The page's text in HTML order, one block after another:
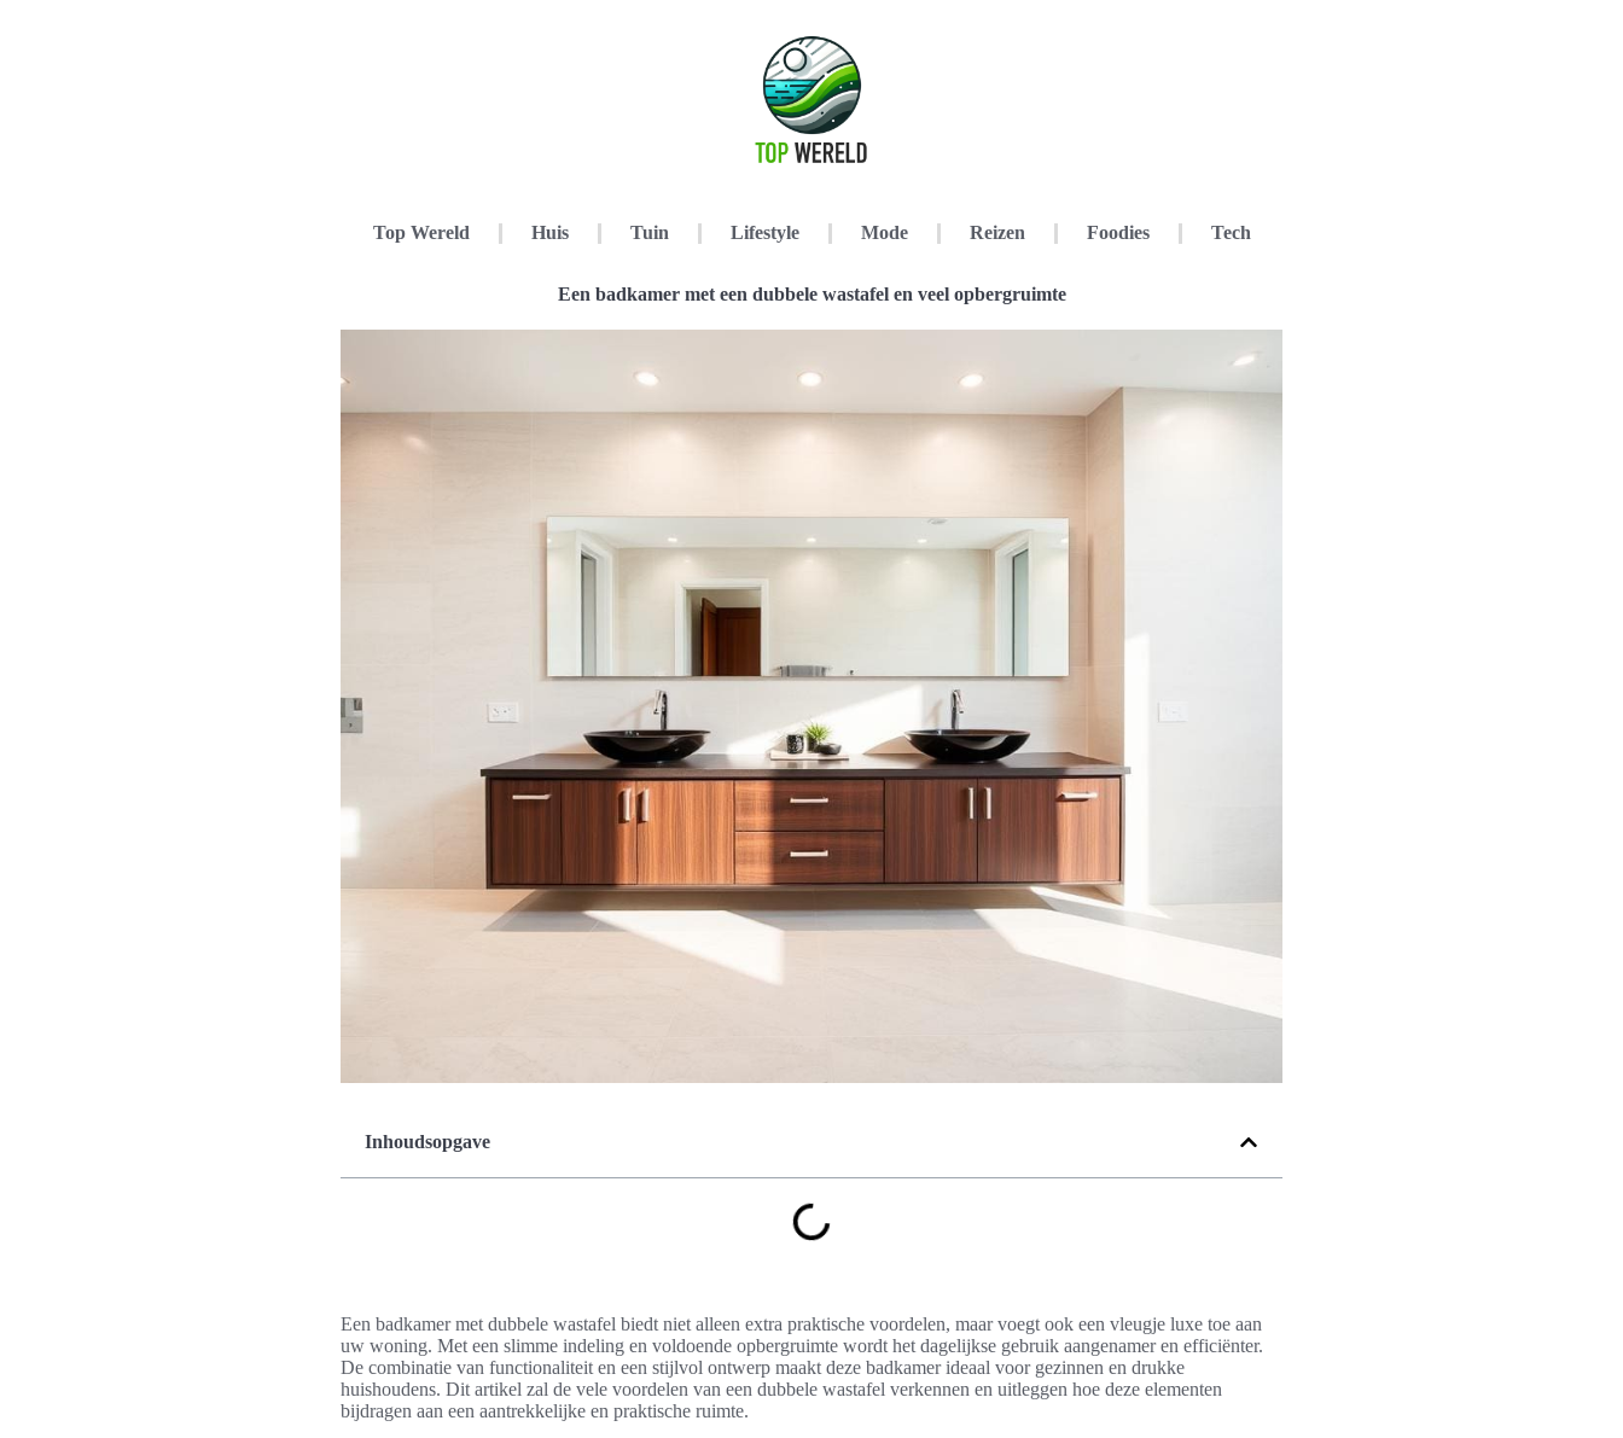
Top Wereld Huis Tuin Lifestyle Mode Reizen Foodies Tech
Een badkamer met een dubbele wastafel en veel opbergruimte
Inhoudsopgave
Een badkamer met dubbele wastafel biedt niet alleen extra praktische voordelen, maar voegt ook een vleugje luxe toe aan
uw woning. Met een slimme indeling en voldoende opbergruimte wordt het dagelijkse gebruik aangenamer en efficiënter.
De combinatie van functionaliteit en een stijlvol ontwerp maakt deze badkamer ideaal voor gezinnen en drukke
huishoudens. Dit artikel zal de vele voordelen van een dubbele wastafel verkennen en uitleggen hoe deze elementen
bijdragen aan een aantrekkelijke en praktische ruimte.